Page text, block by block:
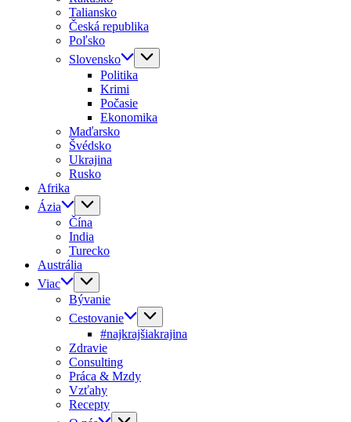
Taliansko
Česká republika
Poľsko
Slovensko
Politika
Krimi
Počasie
Ekonomika
Maďarsko
Švédsko
Ukrajina
Rusko
Afrika
Ázia
Čína
India
Turecko
Austrália
Viac
Bývanie
Cestovanie
#najkrajšiakrajina
Zdravie
Consulting
Práca & Mzdy
Vzťahy
Recepty